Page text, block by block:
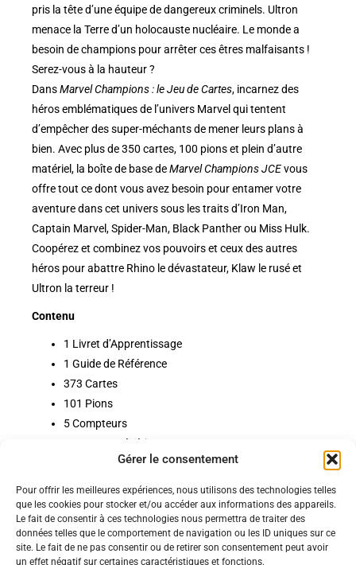
Gérer le consentement
Pour offrir les meilleures expériences, nous utilisons des technologies telles
que les cookies pour stocker et/ou accéder aux informations des appareils.
Le fait de consentir à ces technologies nous permettra de traiter des
données telles que le comportement de navigation ou les ID uniques sur ce
site. Le fait de ne pas consentir ou de retirer son consentement peut avoir
un effet négatif sur certaines caractéristiques et fonctions.
pris la tête d’une équipe de dangereux criminels. Ultron
menace la Terre d’un holocauste nucléaire. Le monde a
besoin de champions pour arrêter ces êtres malfaisants !
Serez-vous à la hauteur ?
DansMarvel Champions : le Jeu de Cartes, incarnez des
héros emblématiques de l’univers Marvel qui tentent
d’empêcher des super-méchants de mener leurs plans à
bien. Avec plus de 350 cartes, 100 pions et plein d’autre
matériel, la boîte de base deMarvel Champions JCEvous
offre tout ce dont vous avez besoin pour entamer votre
aventure dans cet univers sous les traits d’Iron Man,
Captain Marvel, Spider-Man, Black Panther ou Miss Hulk.
Coopérez et combinez vos pouvoirs et ceux des autres
héros pour abattre Rhino le dévastateur, Klaw le rusé et
Ultron la terreur !
Contenu
1 Livret d’Apprentissage
1 Guide de Référence
373 Cartes
101 Pions
5 Compteurs
16 Jetons Génériques
Nos pages
Nos évènements
Politiques
Politique de confidentialité
Nos conditions de vente et livraison